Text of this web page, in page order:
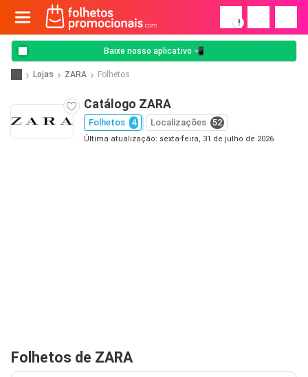
!
Baixe nosso aplicativo 📲
Lojas ZARA Folhetos
Catálogo ZARA
Folhetos 4 Localizações 52
Última atualização: sexta-feira, 31 de julho de 2026
Folhetos de ZARA